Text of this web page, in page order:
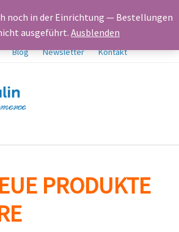
– tolle neue Produkte
Shop
Blog Newsletter Kontakt
PRODUKTE
noch in der Einrichtung — Bestellungen
ausgeführt. Ausblenden